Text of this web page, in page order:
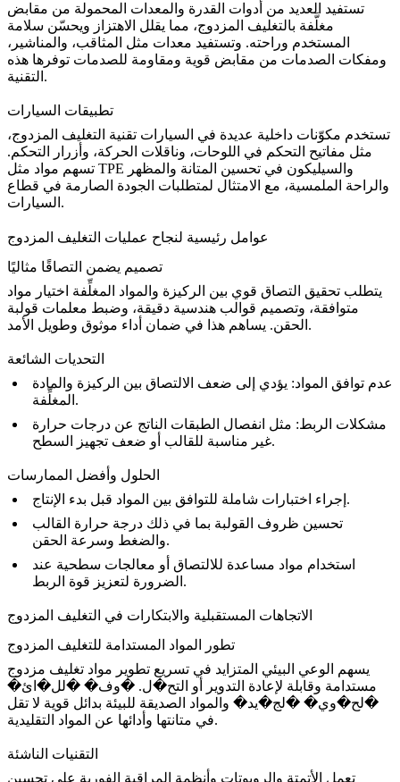
تستفيد العديد من أدوات القدرة والمعدات المحمولة من مقابض
مغلَّفة بالتغليف المزدوج، مما يقلل الاهتزاز ويحسّن سلامة
المستخدم وراحته. وتستفيد معدات مثل المثاقب، والمناشير،
ومفكات الصدمات من مقابض قوية ومقاومة للصدمات توفرها هذه
التقنية.
تطبيقات السيارات
تستخدم مكوّنات داخلية عديدة في السيارات تقنية التغليف المزدوج،
مثل مفاتيح التحكم في اللوحات، وناقلات الحركة، وأزرار التحكم.
تسهم مواد مثل TPE والسيليكون في تحسين المتانة والمظهر
والراحة الملمسية، مع الامتثال لمتطلبات الجودة الصارمة في قطاع
السيارات.
عوامل رئيسية لنجاح عمليات التغليف المزدوج
تصميم يضمن التصاقًا مثاليًا
يتطلب تحقيق التصاق قوي بين الركيزة والمواد المغلِّفة اختيار مواد
متوافقة، وتصميم قوالب هندسية دقيقة، وضبط معلمات قولبة
الحقن. يساهم هذا في ضمان أداء موثوق وطويل الأمد.
التحديات الشائعة
عدم توافق المواد: يؤدي إلى ضعف الالتصاق بين الركيزة والمادة
المغلِّفة.
مشكلات الربط: مثل انفصال الطبقات الناتج عن درجات حرارة
غير مناسبة للقالب أو ضعف تجهيز السطح.
الحلول وأفضل الممارسات
إجراء اختبارات شاملة للتوافق بين المواد قبل بدء الإنتاج.
تحسين ظروف القولبة بما في ذلك درجة حرارة القالب
والضغط وسرعة الحقن.
استخدام مواد مساعدة للالتصاق أو معالجات سطحية عند
الضرورة لتعزيز قوة الربط.
الاتجاهات المستقبلية والابتكارات في التغليف المزدوج
تطور المواد المستدامة للتغليف المزدوج
يسهم الوعي البيئي المتزايد في تسريع تطوير مواد تغليف مزدوج
مستدامة وقابلة لإعادة التدوير أو التح�ل. �وف� �لل�ائ�
�لح�وي� �لج�يد� والمواد الصديقة للبيئة بدائل قوية لا تقل
في متانتها وأدائها عن المواد التقليدية.
التقنيات الناشئة
تعمل الأتمتة والروبوتات وأنظمة المراقبة الفورية على تحسين